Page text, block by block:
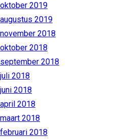
oktober 2019
augustus 2019
november 2018
oktober 2018
september 2018
juli 2018
juni 2018
april 2018
maart 2018
februari 2018